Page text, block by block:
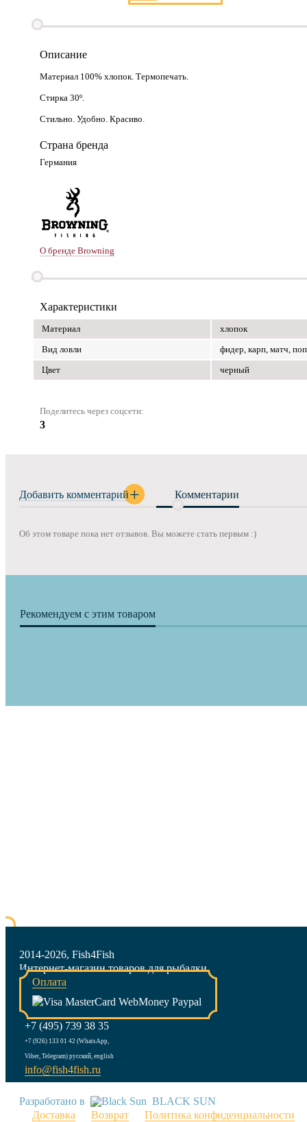
Описание
Материал 100% хлопок. Термопечать.
Стирка 30º.
Стильно. Удобно. Красиво.
Страна бренда
Германия
О бренде Browning
Характеристики
Материал
хлопок
Вид ловли
фидер, карп, матч,
Цвет
черный
Поделитесь через соцсети:
3
Добавить комментарий Комментарии
Об этом товаре пока нет отзывов. Вы можете стать первым :)
Рекомендуем с этим товаром
2014-2026, Fish4Fish
Интернет-магазин товаров для рыбалки
Оплата
+7 (495) 739 38 35
+7 (926) 133 01 42 (WhatsApp,
Viber, Telegram) русский, english
info@fish4fish.ru
Разработано в
BLACK SUN
Доставка
Возврат Политика конфиденциальности